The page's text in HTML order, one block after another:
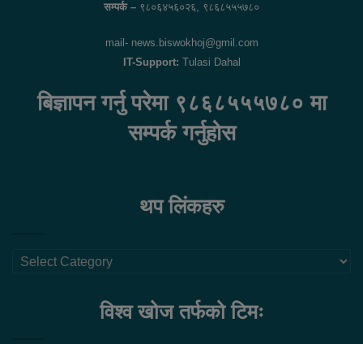
सम्पर्क – ९८०६४५६०२६, ९८६८५५५७८०
mail- news.biswokhoj@gmil.com
IT-Support: Tulasi Dahal
बिज्ञापन गर्नु परेमा ९८६८५५५७८० मा
सम्पर्क गर्नुहोस
थप लिंकहरु
थप
विश्व खोज तर्फको टिमः